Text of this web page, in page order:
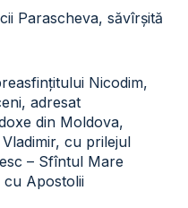
Parascheva, săvîrșită
Nicodim,
adresat
din Moldova,
cu prilejul
– Sfîntul Mare
cu Apostolii